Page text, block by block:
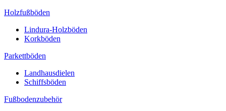
Holzfußböden
Lindura-Holzböden
Korkböden
Parkettböden
Landhausdielen
Schiffsböden
Fußbodenzubehör